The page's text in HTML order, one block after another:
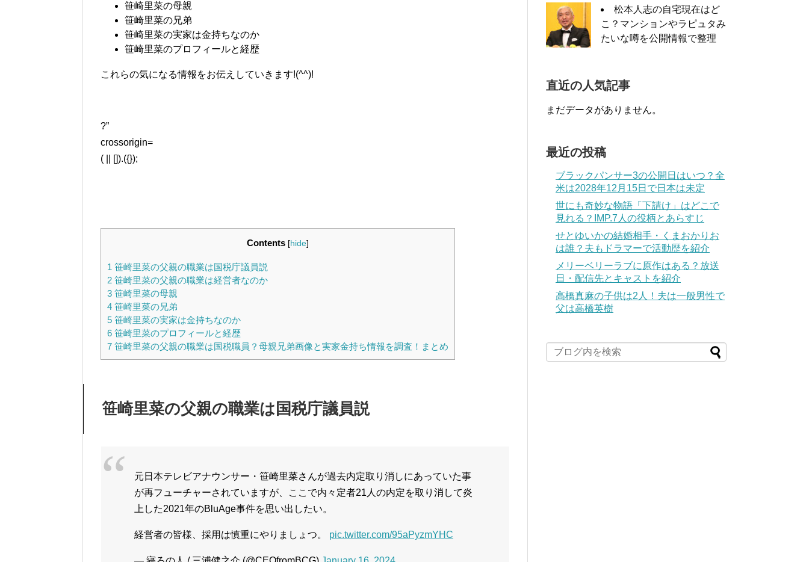
笹崎里菜の母親
笹崎里菜の兄弟
笹崎里菜の実家は金持ちなのか
笹崎里菜のプロフィールと経歴
これらの気になる情報をお伝えしていきます!(^^)!
?”
crossorigin=
( || []).({});
Contents [hide]
1 笹崎里菜の父親の職業は国税庁議員説
2 笹崎里菜の父親の職業は経営者なのか
3 笹崎里菜の母親
4 笹崎里菜の兄弟
5 笹崎里菜の実家は金持ちなのか
6 笹崎里菜のプロフィールと経歴
7 笹崎里菜の父親の職業は国税職員？母親兄弟画像と実家金持ち情報を調査！まとめ
笹崎里菜の父親の職業は国税庁議員説
元日本テレビアナウンサー・笹崎里菜さんが過去内定取り消しにあっていた事
が再フューチャーされていますが、ここで内々定者21人の内定を取り消して炎
上した2021年のBluAge事件を思い出したい。
経営者の皆様、採用は慎重にやりましょつ。 pic.twitter.com/95aPyzmYHC
松本人志の自宅現在はど
こ？マンションやラピュタみ
たいな噂を公開情報で整理
直近の人気記事
まだデータがありません。
最近の投稿
ブラックパンサー3の公開日はいつ？全
米は2028年12月15日で日本は未定
世にも奇妙な物語「下請け」はどこで
見れる？IMP.7人の役柄とあらすじ
せとゆいかの結婚相手・くまおかりお
は誰？夫もドラマーで活動歴を紹介
メリーベリーラブに原作はある？放送
日・配信先とキャストを紹介
高橋真麻の子供は2人！夫は一般男性で
父は高橋英樹